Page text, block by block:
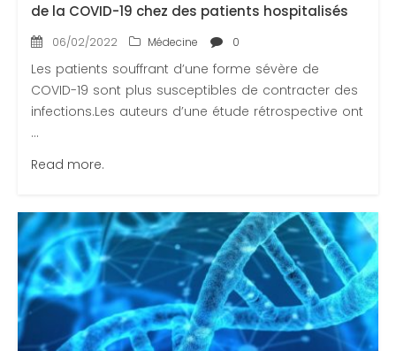
de la COVID-19 chez des patients hospitalisés
06/02/2022 Médecine 0
Les patients souffrant d’une forme sévère de
COVID-19 sont plus susceptibles de contracter des
infections.Les auteurs d’une étude rétrospective ont
...
Read more.